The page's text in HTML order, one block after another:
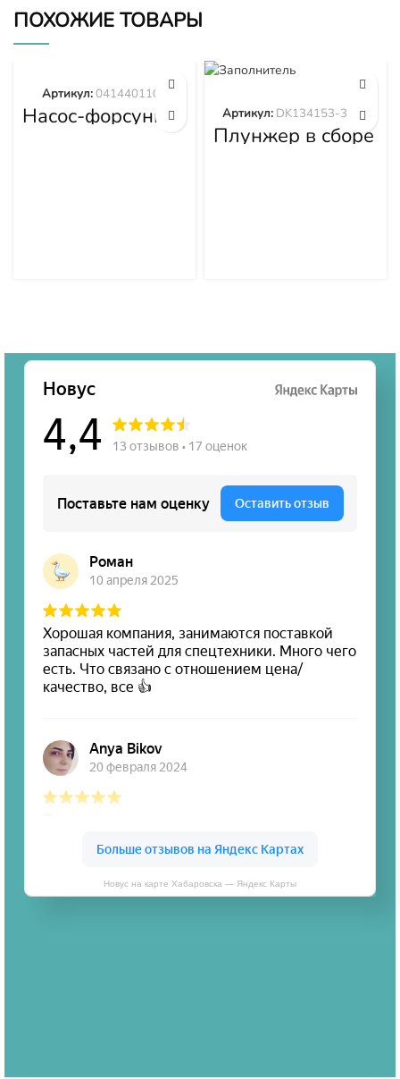
ПОХОЖИЕ ТОВАРЫ
Насос-форсунка
0414401105
Артикул:0414401105
Плунжер в сборе
DK134153-3520
Артикул: DK134153-3520
Новус на карте Хабаровска — Яндекс Карты